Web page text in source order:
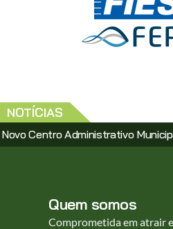
NOTÍCIAS
Administrativo Municipal Via
Quem somos
Comprometida em atrair